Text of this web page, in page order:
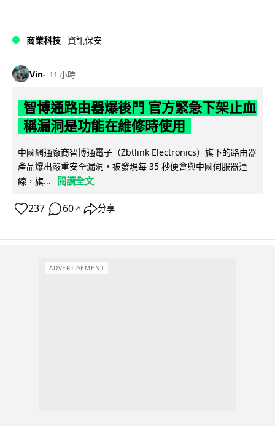
商業科技 資訊保安
Vin 11 小時
智博通路由器爆後門 官方緊急下架止血
稱漏洞是功能在維修時使用
中國網通廠商智博通電子（Zbtlink Electronics）旗下的路由器
產品爆出嚴重安全漏洞，被發現每 35 秒便會與中國伺服器連
線，旗...
閱讀全文
237 60 ↗ 分享
ADVERTISEMENT